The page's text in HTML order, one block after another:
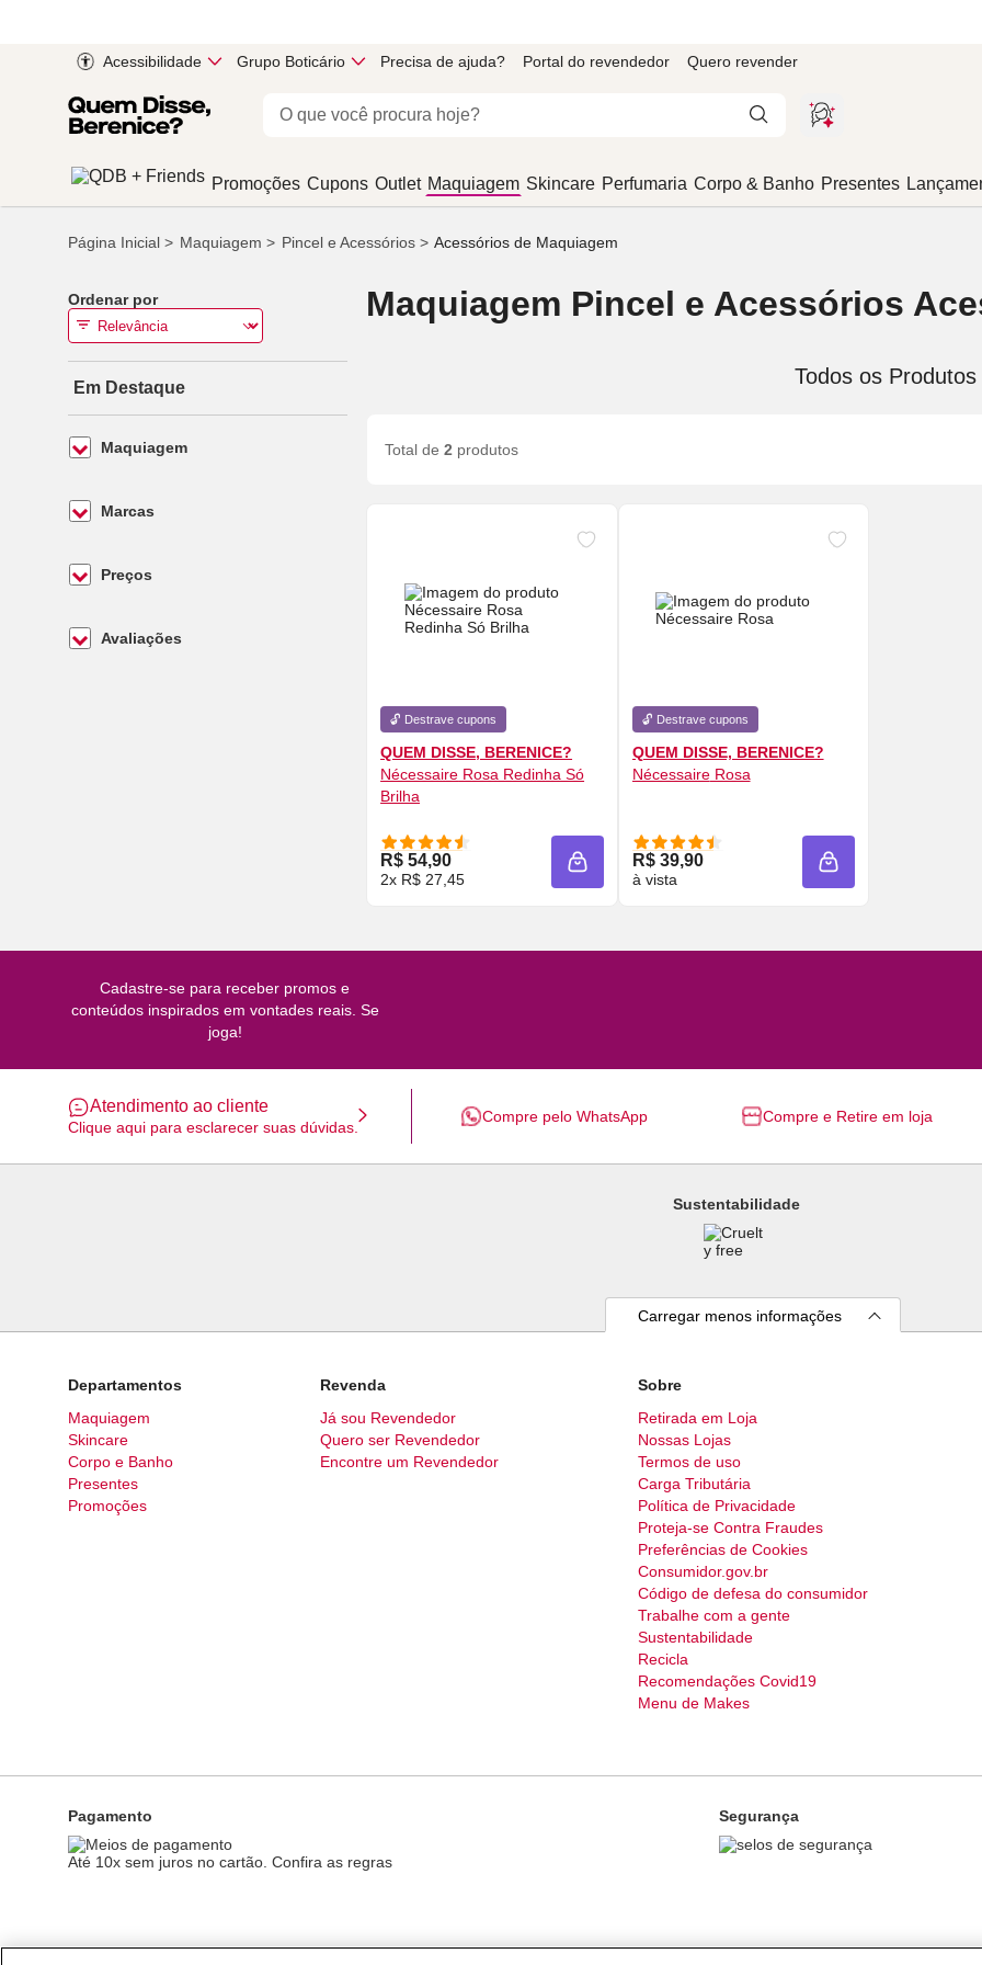
Acessibilidade Grupo Boticário Precisa de ajuda? Portal do revendedor Quero revender
Promoções Cupons Outlet Maquiagem Skincare Perfumaria Corpo & Banho Presentes
Página Inicial Maquiagem Pincel e Acessórios Acessórios de Maquiagem
Maquiagem Pincel e Acessórios
Todos os Produtos
Total de2 produtos
🔓 Destrave cupons
QUEM DISSE, BERENICE?
Nécessaire Rosa Redinha Só
Brilha
R$ 54,90
2x R$ 27,45
COMPRE AGORA ❯
ADICIONAR À SACOLA
🔓 Destrave cupons
QUEM DISSE, BERENICE?
NécessaireRosa
R$ 39,90
à vista
COMPRE AGORA ❯
ADICIONAR À
Ordenar por
Em Destaque
Maquiagem
Marcas
Preços
Avaliações
Cadastre-se para receber promos e
conteúdos inspirados em vontades reais. Se
joga!
Atendimento ao cliente
Clique aqui para esclarecer suas dúvidas.
Compre pelo WhatsApp Compre e Retire em loja
Sustentabilidade
Carregar menos informações
Departamentos
Maquiagem
Skincare
Corpo e Banho
Presentes
Promoções
Revenda
Já sou Revendedor
Quero ser Revendedor
Encontre um Revendedor
Sobre
Retirada em Loja
Nossas Lojas
Termos de uso
Carga Tributária
Política de Privacidade
Proteja-se Contra Fraudes
Preferências de Cookies
Consumidor.gov.br
Código de defesa do consumidor
Trabalhe com a gente
Sustentabilidade
Recicla
Recomendações Covid19
Menu de Makes
Pagamento
Até 10x sem juros no cartão. Confira as regras
Segurança